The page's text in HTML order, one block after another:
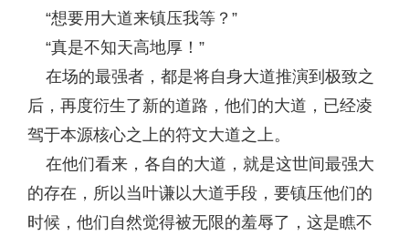
“想要用大道来镇压我等？”
“真是不知天高地厚！”
在场的最强者，都是将自身大道推演到极致之
后，再度衍生了新的道路，他们的大道，已经凌
驾于本源核心之上的符文大道之上。
在他们看来，各自的大道，就是这世间最强大
的存在，所以当叶谦以大道手段，要镇压他们的
时候，他们自然觉得被无限的羞辱了，这是瞧不